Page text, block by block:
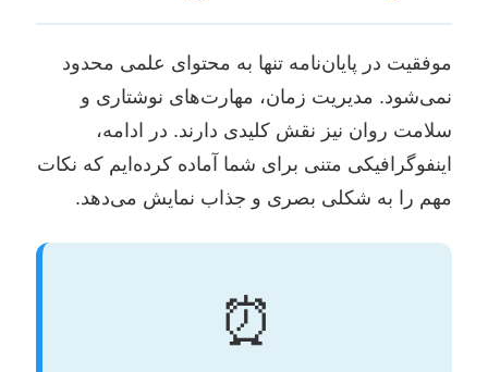
موفقیت در پایان‌نامه تنها به محتوای علمی محدود
نمی‌شود. مدیریت زمان، مهارت‌های نوشتاری و
سلامت روان نیز نقش کلیدی دارند. در ادامه،
اینفوگرافیکی متنی برای شما آماده کرده‌ایم که نکات
مهم را به شکلی بصری و جذاب نمایش می‌دهد.
⏰